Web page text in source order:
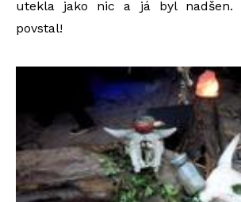
utekla jako nic a já byl nadšen.
povstal!